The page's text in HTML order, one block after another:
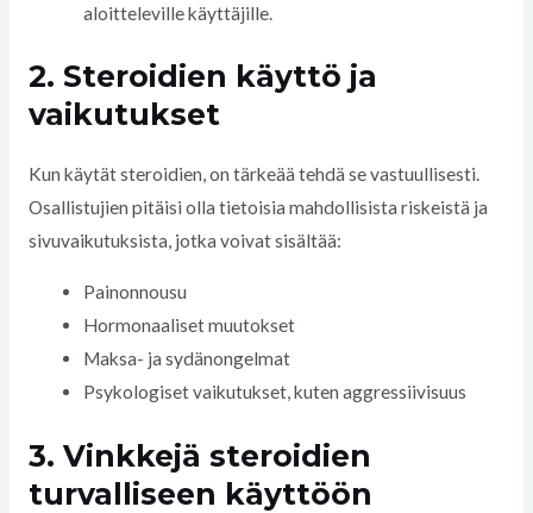
aloitteleville käyttäjille.
2. Steroidien käyttö ja
vaikutukset
Kun käytät steroidien, on tärkeää tehdä se vastuullisesti.
Osallistujien pitäisi olla tietoisia mahdollisista riskeistä ja
sivuvaikutuksista, jotka voivat sisältää:
Painonnousu
Hormonaaliset muutokset
Maksa- ja sydänongelmat
Psykologiset vaikutukset, kuten aggressiivisuus
3. Vinkkejä steroidien
turvalliseen käyttöön